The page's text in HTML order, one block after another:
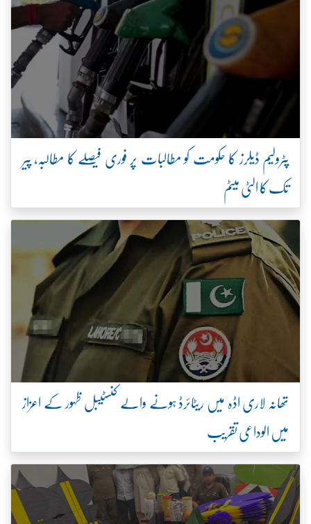
پٹرولیم ڈیلرز کا حکومت کو مطالبات پر فوری فیصلے کا مطالبہ، پیر
تک کا الٹی میٹم
تھانہ لاری اڈہ میں ریٹائرڈ ہونے والے کنسٹیبل ظہور کے اعزاز
میں الوداعی تقریب